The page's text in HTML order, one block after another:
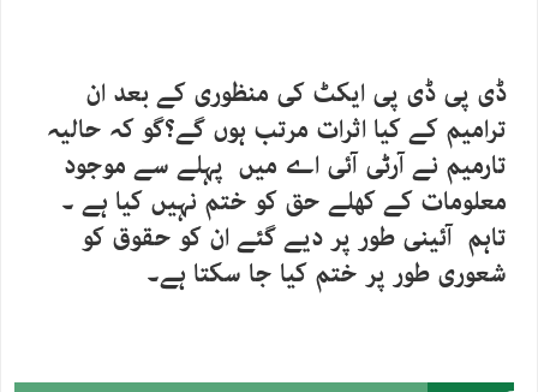
ڈی پی ڈی پی ایکٹ کی منظوری کے بعد ان
ترامیم کے کیا اثرات مرتب ہوں گے؟گو کہ حالیہ
تارمیم نے آرٹی آئی اے میں پہلے سے موجود
معلومات کے کھلے حق کو ختم نہیں کیا ہے ۔
تاہم آئینی طور پر دیے گئے ان کو حقوق کو
شعوری طور پر ختم کیا جا سکتا ہے۔